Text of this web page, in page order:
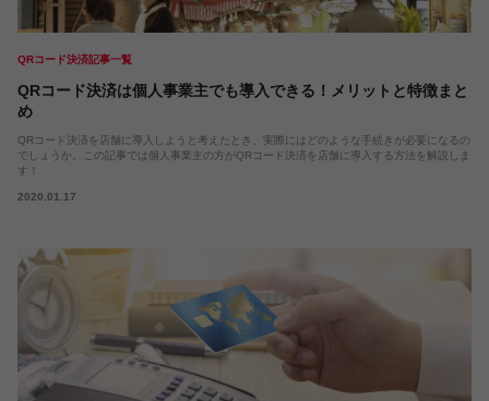
QRコード決済記事一覧
QRコード決済は個人事業主でも導入できる！メリットと特徴まと
め
QRコード決済を店舗に導入しようと考えたとき、実際にはどのような手続きが必要になるの
でしょうか。この記事では個人事業主の方がQRコード決済を店舗に導入する方法を解説しま
す！
2020.01.17